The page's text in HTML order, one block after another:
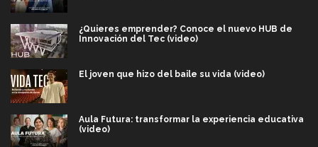
¿Quieres emprender? Conoce el nuevo HUB de
Innovación del Tec (video)
El joven que hizo del baile su vida (video)
Aula Futura: transformar la experiencia educativa
(video)